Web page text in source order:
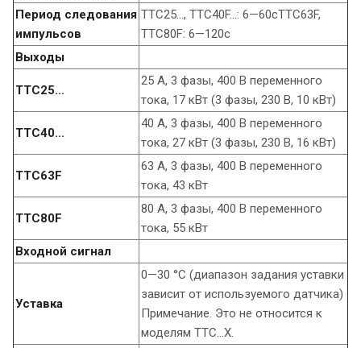
Период следования
импульсов
TTC25…, TTC40F…: 6—60сTTC63F,
TTC80F: 6—120с
Выходы
TTC25…
25 А, 3 фазы, 400 В переменного
тока, 17 кВт (3 фазы, 230 В, 10 кВт)
TTC40…
40 А, 3 фазы, 400 В переменного
тока, 27 кВт (3 фазы, 230 В, 16 кВт)
TTC63F
63 А, 3 фазы, 400 В переменного
тока, 43 кВт
TTC80F
80 А, 3 фазы, 400 В переменного
тока, 55 кВт
Входной сигнал
Уставка
0—30 °C (диапазон задания уставки
зависит от используемого датчика)
Примечание. Это не относится к
моделям TTC…X.